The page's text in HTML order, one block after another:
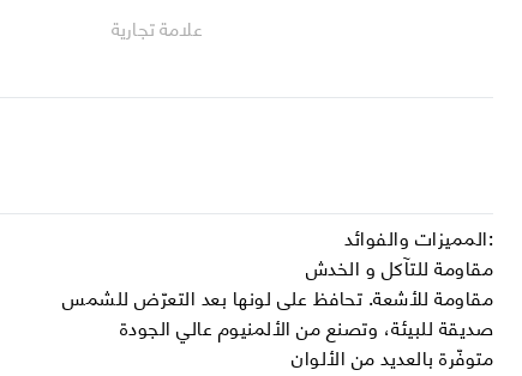
علامة تجارية
المميزات والفوائد:
مقاومة للتآكل و الخدش
مقاومة للأشعة. تحافظ على لونها بعد التعرّض للشمس
صديقة للبيئة، وتصنع من الألمنيوم عالي الجودة
متوفّرة بالعديد من الألوان